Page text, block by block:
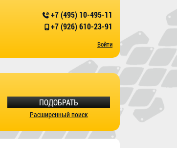
+7 (495) 10-495-11
+7 (926) 610-23-91
Войти
ПОДОБРАТЬ
Расширенный поиск